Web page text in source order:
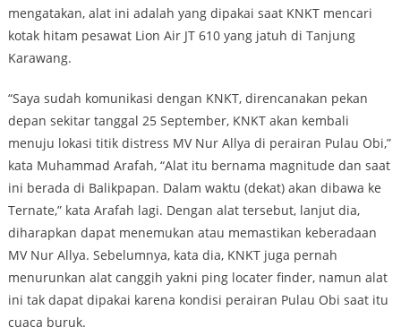
mengatakan, alat ini adalah yang dipakai saat KNKT mencari
kotak hitam pesawat Lion Air JT 610 yang jatuh di Tanjung
Karawang.
“Saya sudah komunikasi dengan KNKT, direncanakan pekan
depan sekitar tanggal 25 September, KNKT akan kembali
menuju lokasi titik distress MV Nur Allya di perairan Pulau Obi,”
kata Muhammad Arafah, “Alat itu bernama magnitude dan saat
ini berada di Balikpapan. Dalam waktu (dekat) akan dibawa ke
Ternate,” kata Arafah lagi. Dengan alat tersebut, lanjut dia,
diharapkan dapat menemukan atau memastikan keberadaan
MV Nur Allya. Sebelumnya, kata dia, KNKT juga pernah
menurunkan alat canggih yakni ping locater finder, namun alat
ini tak dapat dipakai karena kondisi perairan Pulau Obi saat itu
cuaca buruk.